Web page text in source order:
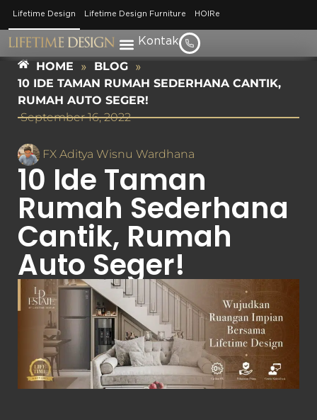
Lifetime Design Lifetime Design Furniture HOIRe
Kontak
HOME » BLOG »
10 IDE TAMAN RUMAH SEDERHANA CANTIK,
RUMAH AUTO SEGER!
September 16, 2022
FX Aditya Wisnu Wardhana
10 Ide Taman
Rumah Sederhana
Cantik, Rumah
Auto Seger!